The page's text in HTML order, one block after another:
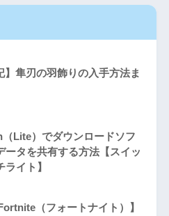
】隼刃の羽飾りの入手方法ま
Lite）でダウンロードソフ
ータを共有する方法【スイッ
イト】
（フォートナイト）】